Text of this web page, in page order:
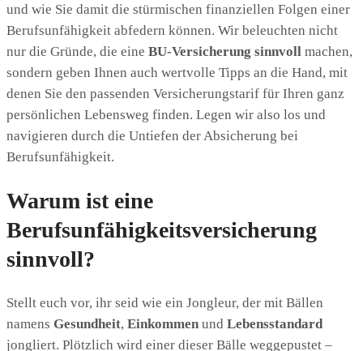
und wie Sie damit die stürmischen finanziellen Folgen einer
Berufsunfähigkeit abfedern können. Wir beleuchten nicht
nur die Gründe, die eine BU-Versicherung sinnvoll machen,
sondern geben Ihnen auch wertvolle Tipps an die Hand, mit
denen Sie den passenden Versicherungstarif für Ihren ganz
persönlichen Lebensweg finden. Legen wir also los und
navigieren durch die Untiefen der Absicherung bei
Berufsunfähigkeit.
Warum ist eine
Berufsunfähigkeitsversicherung
sinnvoll?
Stellt euch vor, ihr seid wie ein Jongleur, der mit Bällen
namens Gesundheit, Einkommen und Lebensstandard
jongliert. Plötzlich wird einer dieser Bälle weggepustet –